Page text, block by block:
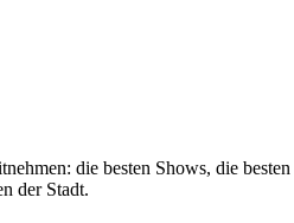
die besten Shows, die
der Stadt.